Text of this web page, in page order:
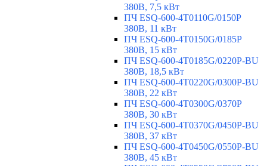
380В, 7,5 кВт
ПЧ ESQ-600-4T0110G/0150P
380В, 11 кВт
ПЧ ESQ-600-4T0150G/0185P
380В, 15 кВт
ПЧ ESQ-600-4T0185G/0220P-BU
380В, 18,5 кВт
ПЧ ESQ-600-4T0220G/0300P-BU
380В, 22 кВт
ПЧ ESQ-600-4T0300G/0370P
380В, 30 кВт
ПЧ ESQ-600-4T0370G/0450P-BU
380В, 37 кВт
ПЧ ESQ-600-4T0450G/0550P-BU
380В, 45 кВт